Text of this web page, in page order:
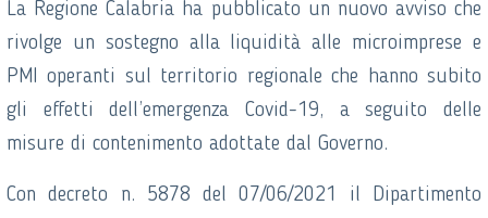
La Regione Calabria ha pubblicato un nuovo avviso che
rivolge un sostegno alla liquidità alle microimprese e
PMI operanti sul territorio regionale che hanno subito
gli effetti dell’emergenza Covid-19, a seguito delle
misure di contenimento adottate dal Governo.
Con decreto n. 5878 del 07/06/2021 il Dipartimento